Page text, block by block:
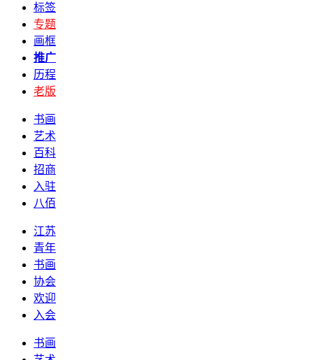
标签
专题
画框
推广
历程
老版
书画
艺术
百科
招商
入驻
八佰
江苏
青年
书画
协会
欢迎
入会
书画